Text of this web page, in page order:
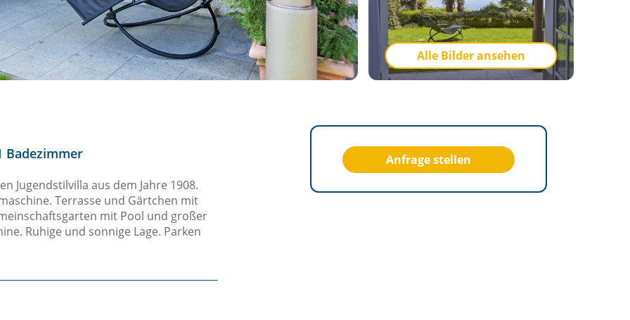
Alle Bilder ansehen
Badezimmer
Jugendstilvilla aus dem Jahre 1908.
Terrasse und Gärtchen mit
mit Pool und großer
Ruhige und sonnige Lage. Parken
Anfrage stellen